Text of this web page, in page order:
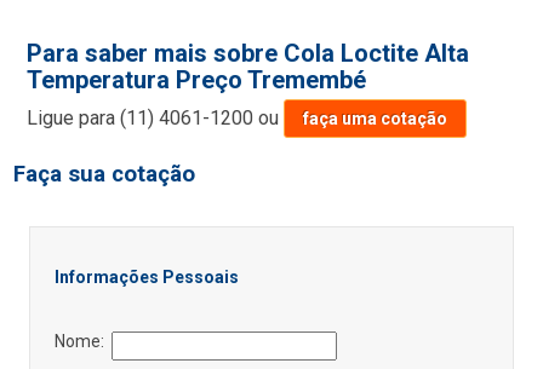
Para saber mais sobre Cola Loctite Alta
Temperatura Preço Tremembé
Ligue para(11) 4061-1200 ou faça uma cotação
Faça sua cotação
Informações Pessoais
Nome: